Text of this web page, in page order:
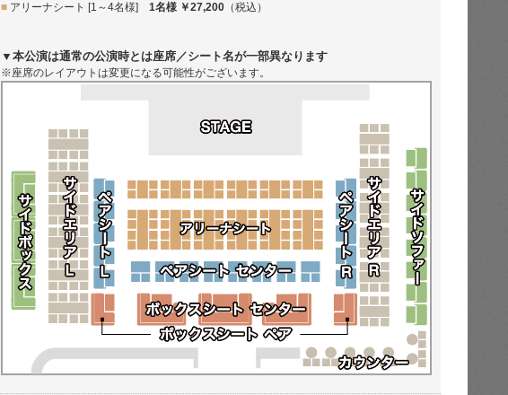
■ アリーナシート [1～4名様] 1名様 ￥27,200 （税込）
▼本公演は通常の公演時とは座席／シート名が一部異なります
※座席のレイアウトは変更になる可能性がございます。